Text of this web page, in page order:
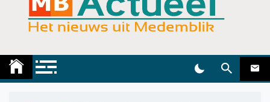
e
t
Medemblik Actueel